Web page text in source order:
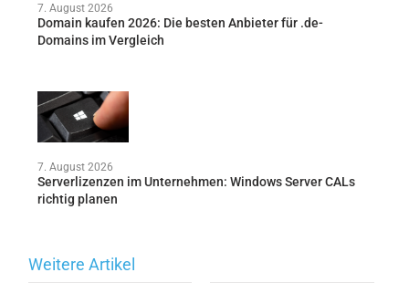
7. August 2026
Domain kaufen 2026: Die besten Anbieter für .de-
Domains im Vergleich
7. August 2026
Serverlizenzen im Unternehmen: Windows Server CALs
richtig planen
Weitere Artikel